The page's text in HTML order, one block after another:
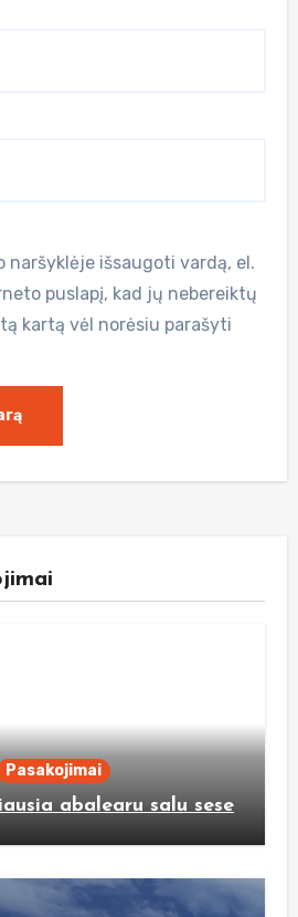
naršyklėje išsaugoti vardą, el.
puslapį, kad jų nebereiktų
kartą vėl norėsiu parašyti
Pasakojimai
abalearu salu sese